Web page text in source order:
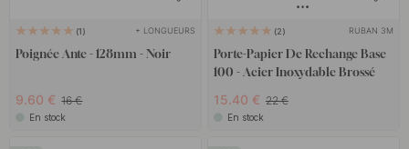
1 + LONGUEURS
Poignée Ante - 128mm - Noir
9.60 € 16 €
En stock
2 RUBAN 3M
Porte-Papier De Rechange Base
100 - Acier Inoxydable Brossé
15.40 € 22 €
En stock